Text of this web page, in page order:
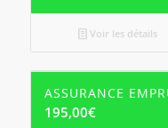
Voir les détails
ASSURANCE
195,00€